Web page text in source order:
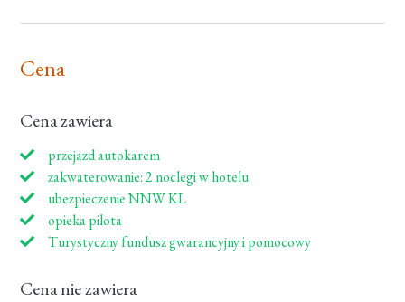
Cena
Cena zawiera
przejazd autokarem
zakwaterowanie: 2 noclegi w hotelu
ubezpieczenie NNW KL
opieka pilota
Turystyczny fundusz gwarancyjny i pomocowy
Cena nie zawiera